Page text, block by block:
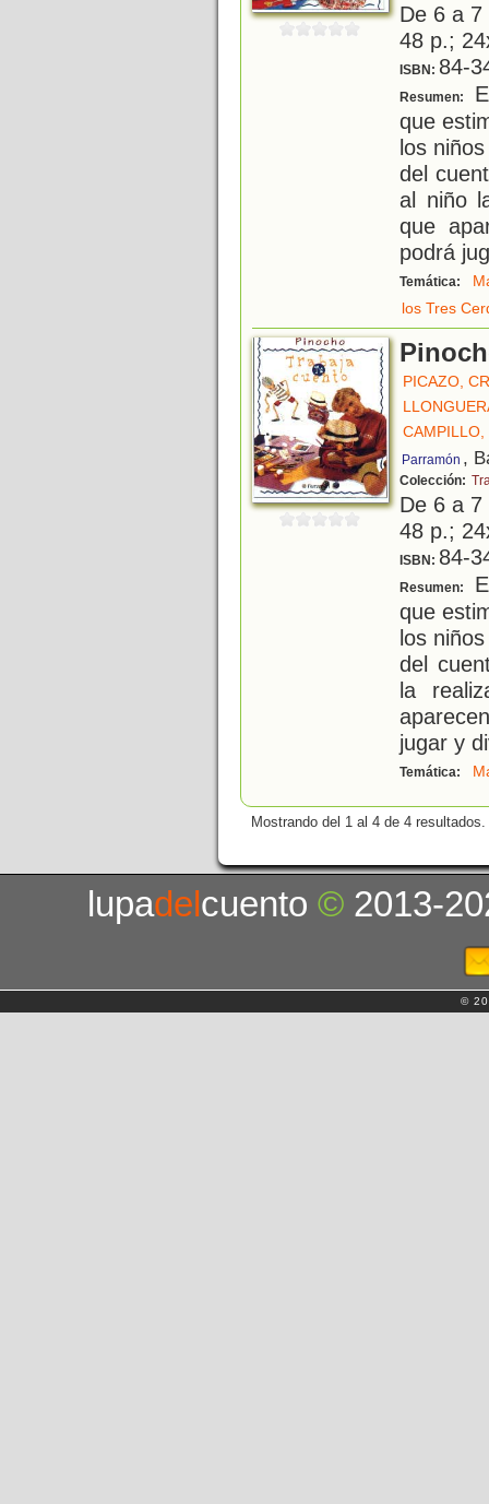
De 6 a
48 p.;
ISBN: 84-
Resumen:
que
los
del
al niño
que
podrá
Temática:
los Tres
PICAZO,
CAMPILLO,
Parramón ,
Colección:
De 6 a
48 p.;
ISBN: 84-
Resumen:
que
los
del
la
jugar y
Temática:
Mostrando del 1 al 4 de 4 resultados.
lupadelcuento© 2013-
©